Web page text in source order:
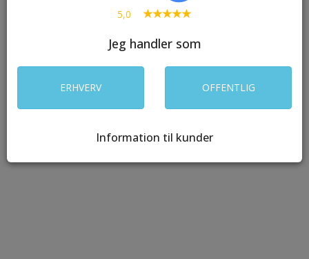
5,0
Jeg handler som
ERHVERV OFFENTLIG
Information til kunder